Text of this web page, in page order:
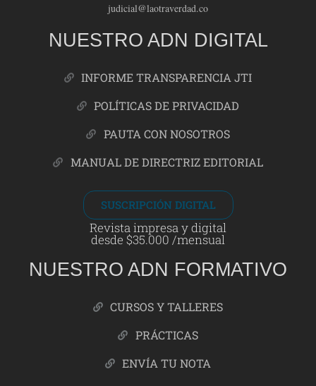
judicial@laotraverdad.co
NUESTRO ADN DIGITAL
INFORME TRANSPARENCIA JTI
POLÍTICAS DE PRIVACIDAD
PAUTA CON NOSOTROS
MANUAL DE DIRECTRIZ EDITORIAL
SUSCRIPCIÓN DIGITAL
Revista impresa y digital
desde $35.000 /mensual
NUESTRO ADN FORMATIVO
CURSOS Y TALLERES
PRÁCTICAS
ENVÍA TU NOTA